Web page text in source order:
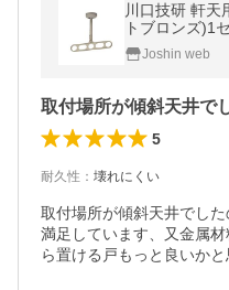
川口技研 軒天
トブロンズ)1
Joshin web
5
耐久性 ： 壊れにくい
取付場所が傾斜天井でし
満足しています、又金属
ら置ける戸もっと良いかと